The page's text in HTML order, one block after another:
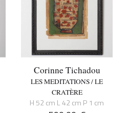
Corinne Tichadou
LES MEDITATIONS / LE
CRATÈRE
H 52 cm L 42 cm P 1 cm